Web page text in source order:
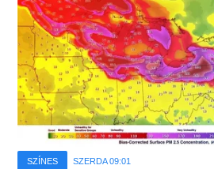
SZÍNES SZERDA 09:01